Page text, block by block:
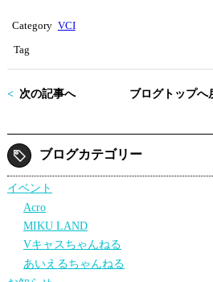
tte bo
Category VCI
Tag
次の記事へ ブログトップへ
ブログカテゴリー
イベント
Acro
MIKU LAND
Vキャスちゃんねる
あいえるちゃんねる